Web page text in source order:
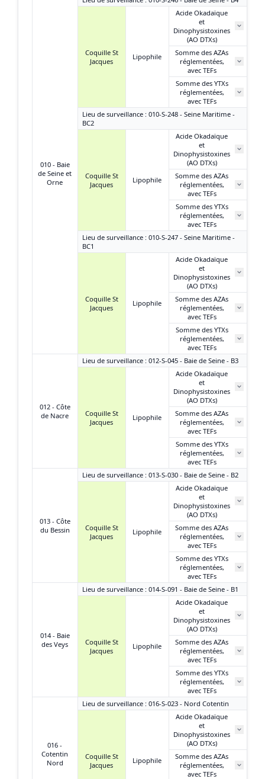
010 - Baie
de Seine et
Orne
Coquille St
Jacques
Lipophile
Acide Okadaïque
et
Dinophysistoxines
(AO DTXs)
Somme des AZAs
réglementées,
avec TEFs
Somme des YTXs
réglementées,
avec TEFs
Lieu de surveillance : 010-S-248 - Seine Maritime -
BC2
Coquille St
Jacques
Lipophile
Acide Okadaïque
et
Dinophysistoxines
(AO DTXs)
Somme des AZAs
réglementées,
avec TEFs
Somme des YTXs
réglementées,
avec TEFs
Lieu de surveillance : 010-S-247 - Seine Maritime -
BC1
Coquille St
Jacques
Lipophile
Acide Okadaïque
et
Dinophysistoxines
(AO DTXs)
Somme des AZAs
réglementées,
avec TEFs
Somme des YTXs
réglementées,
avec TEFs
012 - Côte
de Nacre
Lieu de surveillance : 012-S-045 - Baie de Seine - B3
Coquille St
Jacques
Lipophile
Acide Okadaïque
et
Dinophysistoxines
(AO DTXs)
Somme des AZAs
réglementées,
avec TEFs
Somme des YTXs
réglementées,
avec TEFs
013 - Côte
du Bessin
Lieu de surveillance : 013-S-030 - Baie de Seine - B2
Coquille St
Jacques
Lipophile
Acide Okadaïque
et
Dinophysistoxines
(AO DTXs)
Somme des AZAs
réglementées,
avec TEFs
Somme des YTXs
réglementées,
avec TEFs
014 - Baie
des Veys
Lieu de surveillance : 014-S-091 - Baie de Seine - B1
Coquille St
Jacques
Lipophile
Acide Okadaïque
et
Dinophysistoxines
(AO DTXs)
Somme des AZAs
réglementées,
avec TEFs
Somme des YTXs
réglementées,
avec TEFs
016 -
Cotentin
Nord
Lieu de surveillance : 016-S-023 - Nord Cotentin
Coquille St
Jacques
Lipophile
Acide Okadaïque
et
Dinophysistoxines
(AO DTXs)
Somme des AZAs
réglementées,
avec TEFs